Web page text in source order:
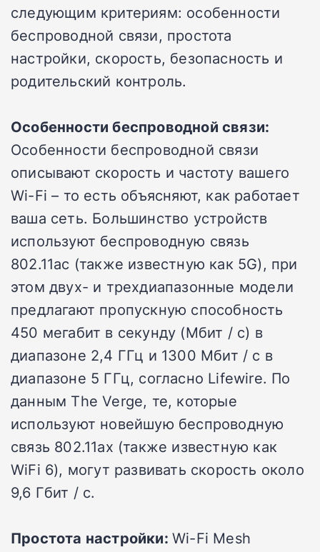
следующим критериям: особенности
беспроводной связи, простота
настройки, скорость, безопасность и
родительский контроль.
Особенности беспроводной связи:
Особенности беспроводной связи
описывают скорость и частоту вашего
Wi-Fi – то есть объясняют, как работает
ваша сеть. Большинство устройств
используют беспроводную связь
802.11ac (также известную как 5G), при
этом двух- и трехдиапазонные модели
предлагают пропускную способность
450 мегабит в секунду (Мбит / с) в
диапазоне 2,4 ГГц и 1300 Мбит / с в
диапазоне 5 ГГц, согласно Lifewire. По
данным The Verge, те, которые
используют новейшую беспроводную
связь 802.11ax (также известную как
WiFi 6), могут развивать скорость около
9,6 Гбит / с.
Простота настройки: Wi-Fi Mesh